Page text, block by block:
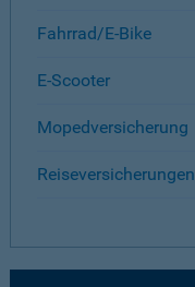
Fahrrad/E-Bike
E-Scooter
Mopedversicherung
Reiseversicherungen